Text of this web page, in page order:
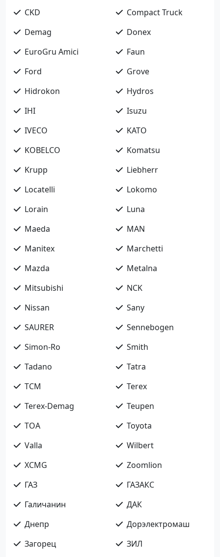
CKD
Compact Truck
Demag
Donex
EuroGru Amici
Faun
Ford
Grove
Hidrokon
Hydros
IHI
Isuzu
IVECO
KATO
KOBELCO
Komatsu
Krupp
Liebherr
Locatelli
Lokomo
Lorain
Luna
Maeda
MAN
Manitex
Marchetti
Mazda
Metalna
Mitsubishi
NCK
Nissan
Sany
SAURER
Sennebogen
Simon-Ro
Smith
Tadano
Tatra
TCM
Terex
Terex-Demag
Teupen
TOA
Toyota
Valla
Wilbert
XCMG
Zoomlion
ГАЗ
ГАЗАКС
Галичанин
ДАК
Днепр
Дорэлектромаш
Загорец
ЗИЛ